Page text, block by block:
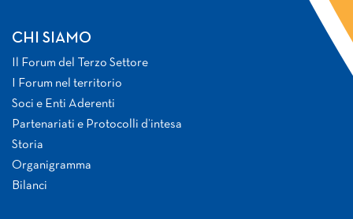
CHI SIAMO
Il Forum del Terzo Settore
I Forum nel territorio
Soci e Enti Aderenti
Partenariati e Protocolli d’intesa
Storia
Organigramma
Bilanci